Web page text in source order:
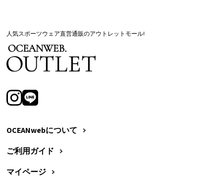
人気スポーツウェア直営通販のアウトレットモール!
OCEANwebについて
ご利用ガイド
マイページ